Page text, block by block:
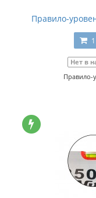
Правило-
Нет в
Правило-